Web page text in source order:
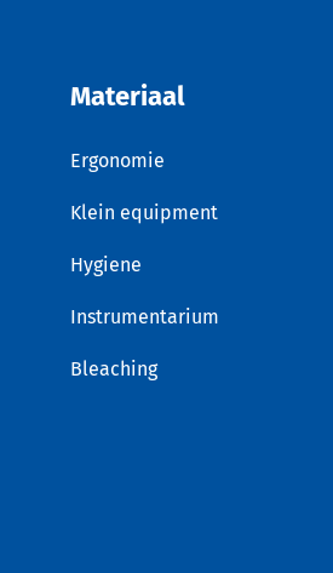
Materiaal
Ergonomie
Klein equipment
Hygiene
Instrumentarium
Bleaching